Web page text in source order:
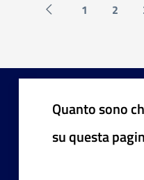
Pagina precedente
1 2
Quanto sono
su questa